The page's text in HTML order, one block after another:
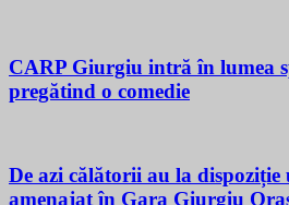
CARP Giurgiu intră în lumea
pregătind o comedie
De azi călătorii au la dispoziție
amenajat în Gara Giurgiu